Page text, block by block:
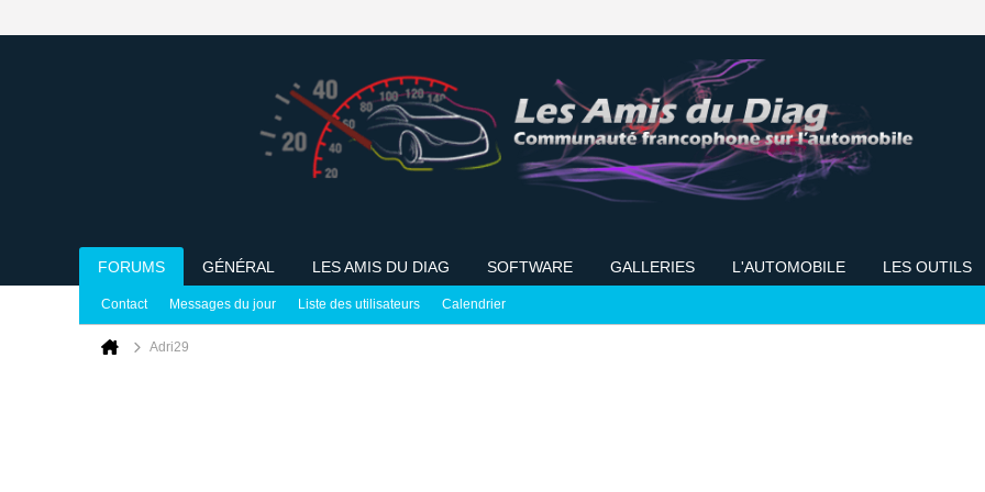
FORUMS GÉNÉRAL LES AMIS DU DIAG SOFTWARE GALLERIES L'AUTOMOBILE LES OUTILS
Contact Messages du jour Liste des utilisateurs Calendrier
Adri29